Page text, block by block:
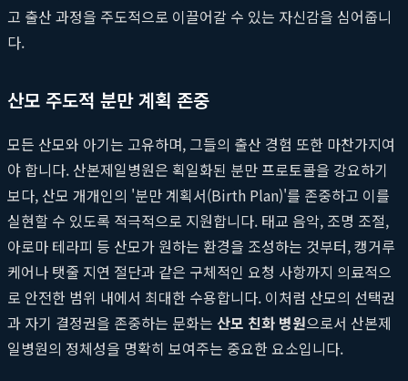
고 출산 과정을 주도적으로 이끌어갈 수 있는 자신감을 심어줍니
다.
산모 주도적 분만 계획 존중
모든 산모와 아기는 고유하며, 그들의 출산 경험 또한 마찬가지여
야 합니다. 산본제일병원은 획일화된 분만 프로토콜을 강요하기
보다, 산모 개개인의 '분만 계획서(Birth Plan)'를 존중하고 이를
실현할 수 있도록 적극적으로 지원합니다. 태교 음악, 조명 조절,
아로마 테라피 등 산모가 원하는 환경을 조성하는 것부터, 캥거루
케어나 탯줄 지연 절단과 같은 구체적인 요청 사항까지 의료적으
로 안전한 범위 내에서 최대한 수용합니다. 이처럼 산모의 선택권
과 자기 결정권을 존중하는 문화는 산모 친화 병원으로서 산본제
일병원의 정체성을 명확히 보여주는 중요한 요소입니다.